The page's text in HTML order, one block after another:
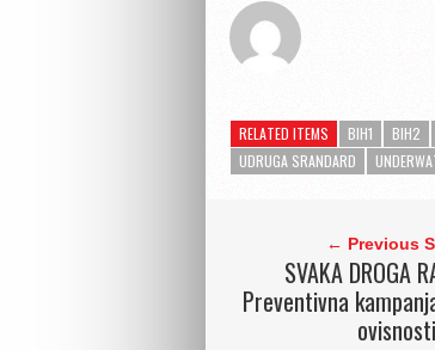
RELATED ITEMS BIH1 BIH2
UDRUGA SRANDARD
← Previous
SVAKA DROGA
Preventivna
ovisnosti